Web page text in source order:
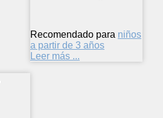
Recomendado para niños
a partir de 3 años
Leer más ...